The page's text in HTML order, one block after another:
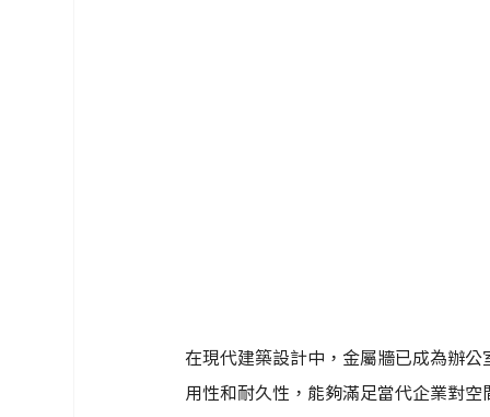
在現代建築設計中，金屬牆已成為辦
用性和耐久性，能夠滿足當代企業對